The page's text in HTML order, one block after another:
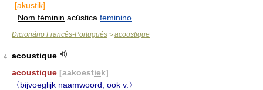
[akustik]
Nom féminin acústica feminino
Dicionário Francês-Português > acoustique
4
acoustique
acoustique [aakoestiek]
〈bijvoeglijk naamwoord; ook v.〉